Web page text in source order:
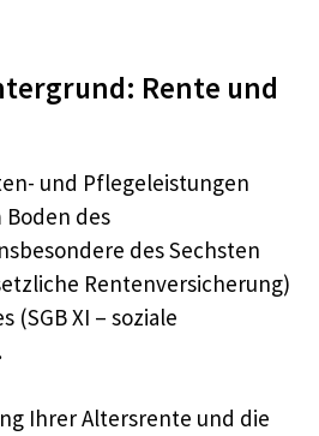
Rente und
und Pflegeleistungen
des
des Sechsten
Rentenversicherung)
(SGB XI – soziale
Ihrer Altersrente und die